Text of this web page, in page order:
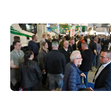
udstillerne, der beretter
om tre særdeles
udbytterige dage.
Skandin